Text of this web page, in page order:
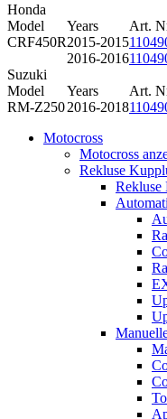
Honda
Model
Years
Art.
CRF450R2015-2015
2016-2016
Suzuki
Model
Years
Art.
RM-Z2502016-2018
Motocross
Motocross
Rekluse
Rekluse